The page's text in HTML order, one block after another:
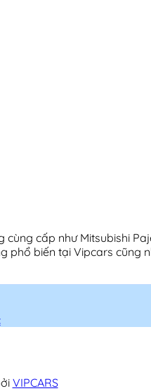
cấp như Mitsubishi
biến tại Vipcars cũng
VIPCARS